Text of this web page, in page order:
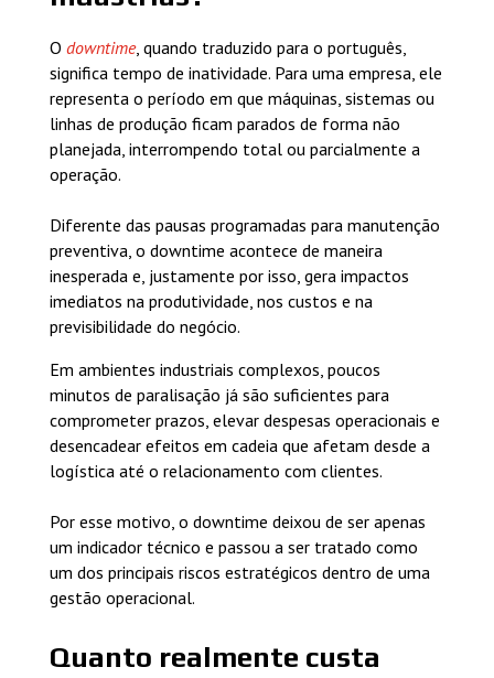
O downtime, quando traduzido para o português,
significa tempo de inatividade. Para uma empresa, ele
representa o período em que máquinas, sistemas ou
linhas de produção ficam parados de forma não
planejada, interrompendo total ou parcialmente a
operação.
Diferente das pausas programadas para manutenção
preventiva, o downtime acontece de maneira
inesperada e, justamente por isso, gera impactos
imediatos na produtividade, nos custos e na
previsibilidade do negócio.
Em ambientes industriais complexos, poucos
minutos de paralisação já são suficientes para
comprometer prazos, elevar despesas operacionais e
desencadear efeitos em cadeia que afetam desde a
logística até o relacionamento com clientes.
Por esse motivo, o downtime deixou de ser apenas
um indicador técnico e passou a ser tratado como
um dos principais riscos estratégicos dentro de uma
gestão operacional.
Quanto realmente custa